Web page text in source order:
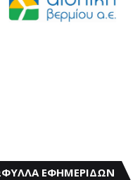
ΕΦΗΜΕΡΙΔΩΝ